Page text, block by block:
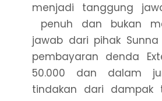
menjadi tanggung
penuh dan bukan
jawab dari pihak Sunna
pembayaran denda
50.000 dan dalam
tindakan dari dampak